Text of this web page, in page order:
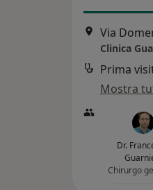
Via
Clinica
Prima
Mostra
Dr.
Chirurgo